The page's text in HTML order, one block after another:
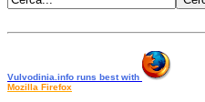
Mozilla Firefox